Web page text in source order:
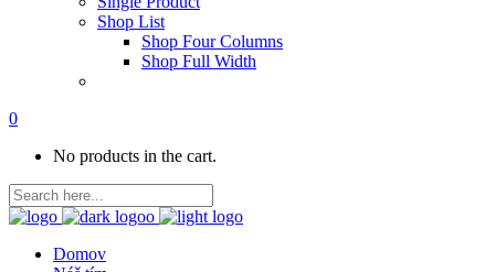
Shop List
Shop Four Columns
Shop Full Width
0
No products in the cart.
Domov